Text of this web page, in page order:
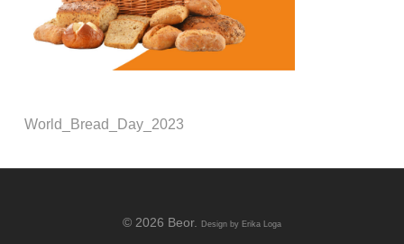
World_Bread_Day_2023
© 2026 Beor. Design by Erika Loga